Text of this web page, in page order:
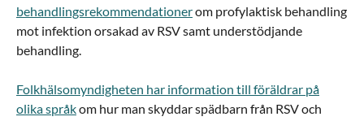
behandlingsrekommendationerom profylaktisk behandling
mot infektion orsakad av RSV samt understödjande
behandling.
Folkhälsomyndigheten har information till föräldrar på
olika språkom hur man skyddar spädbarn från RSV och